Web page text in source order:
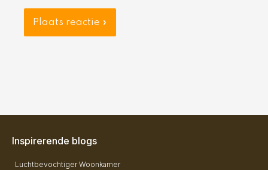
Inspirerende blogs
Luchtbevochtiger Woonkamer